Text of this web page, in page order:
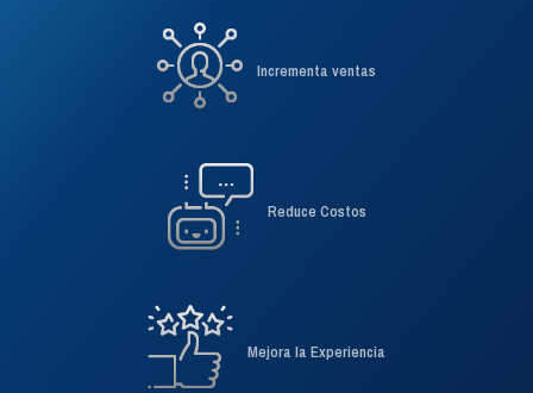
Incrementa ventas
Reduce Costos
Mejora la Experiencia